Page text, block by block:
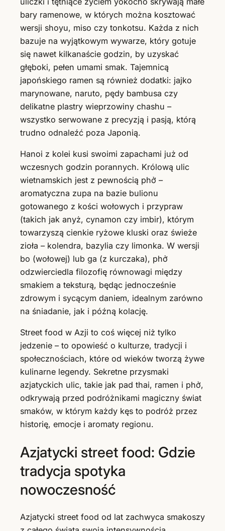
bary ramenowe, w których można kosztować
wersji shoyu, miso czy tonkotsu. Każda z nich
bazuje na wyjątkowym wywarze, który gotuje
się nawet kilkanaście godzin, by uzyskać
głęboki, pełen umami smak. Tajemnicą
japońskiego ramen są również dodatki: jajko
marynowane, naruto, pędy bambusa czy
delikatne plastry wieprzowiny chashu –
wszystko serwowane z precyzją i pasją, którą
trudno odnaleźć poza Japonią.
Hanoi z kolei kusi swoimi zapachami już od
wczesnych godzin porannych. Królową ulic
wietnamskich jest z pewnością phở –
aromatyczna zupa na bazie bulionu
gotowanego z kości wołowych i przypraw
(takich jak anyż, cynamon czy imbir), którym
towarzyszą cienkie ryżowe kluski oraz świeże
zioła – kolendra, bazylia czy limonka. W wersji
bo (wołowej) lub ga (z kurczaka), phở
odzwierciedla filozofię równowagi między
smakiem a teksturą, będąc jednocześnie
zdrowym i sycącym daniem, idealnym zarówno
na śniadanie, jak i późną kolację.
Street food w Azji to coś więcej niż tylko
jedzenie – to opowieść o kulturze, tradycji i
społecznościach, które od wieków tworzą żywe
kulinarne legendy. Sekretne przysmaki
azjatyckich ulic, takie jak pad thai, ramen i phở,
odkrywają przed podróżnikami magiczny świat
smaków, w którym każdy kęs to podróż przez
historię, emocje i aromaty regionu.
Azjatycki street food: Gdzie
tradycja spotyka
nowoczesność
Azjatycki street food od lat zachwyca smakoszy